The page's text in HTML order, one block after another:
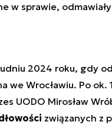
w sprawie,
2024 roku, gdy
we Wrocławiu. Po
UODO Mirosław
związanych z